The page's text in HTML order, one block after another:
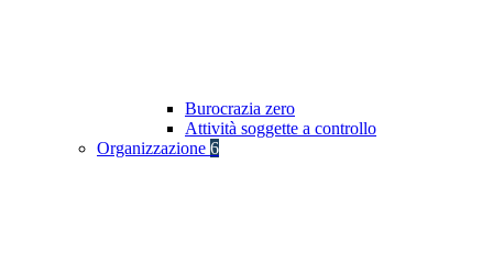
Burocrazia zero
Attività soggette a controllo
Organizzazione 6